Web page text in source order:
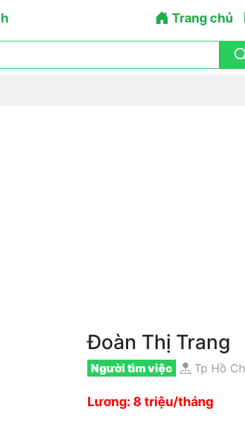
Trang chủ
Đoàn Thị Trang
Người tìm việc Tp Hồ
Lương: 8 triệu/tháng